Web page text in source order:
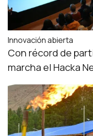
Innovación abierta
Con récord de
marcha el Hacka